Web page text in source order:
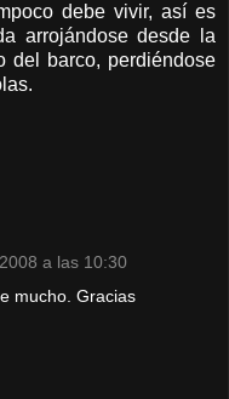
debe vivir, así es
arrojándose desde la
del barco, perdiéndose
a las 10:30
mucho. Gracias